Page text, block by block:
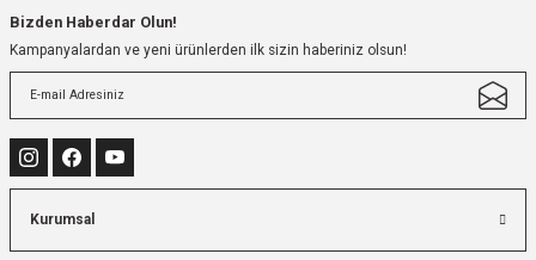
Bizden Haberdar Olun!
Kampanyalardan ve yeni ürünlerden ilk sizin haberiniz olsun!
Kurumsal